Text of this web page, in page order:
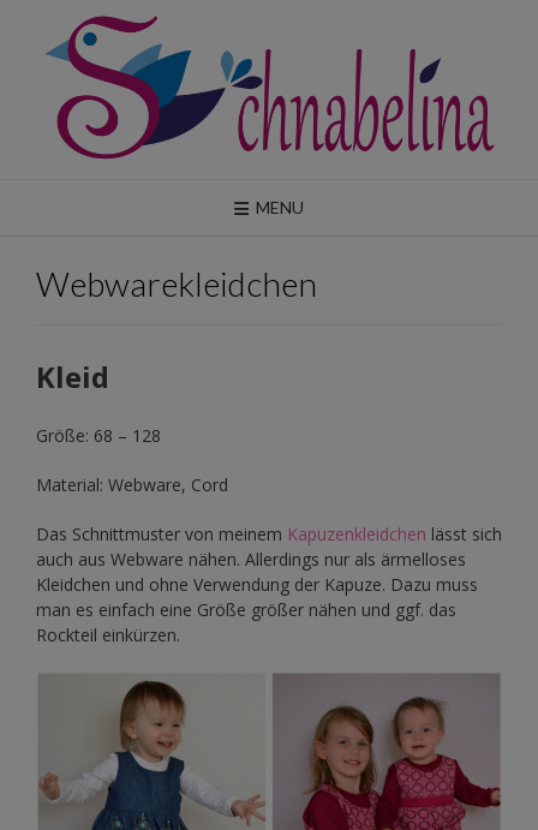
content
MENU
Webwarekleidchen
Kleid
Größe: 68 – 128
Material: Webware, Cord
Das Schnittmuster von meinem Kapuzenkleidchen lässt sich
auch aus Webware nähen. Allerdings nur als ärmelloses
Kleidchen und ohne Verwendung der Kapuze. Dazu muss
man es einfach eine Größe größer nähen und ggf. das
Rockteil einkürzen.